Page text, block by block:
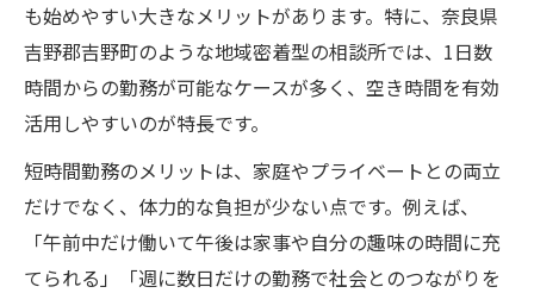
も始めやすい大きなメリットがあります。特に、奈良県
吉野郡吉野町のような地域密着型の相談所では、1日数
時間からの勤務が可能なケースが多く、空き時間を有効
活用しやすいのが特長です。
短時間勤務のメリットは、家庭やプライベートとの両立
だけでなく、体力的な負担が少ない点です。例えば、
「午前中だけ働いて午後は家事や自分の趣味の時間に充
てられる」「週に数日だけの勤務で社会とのつながりを